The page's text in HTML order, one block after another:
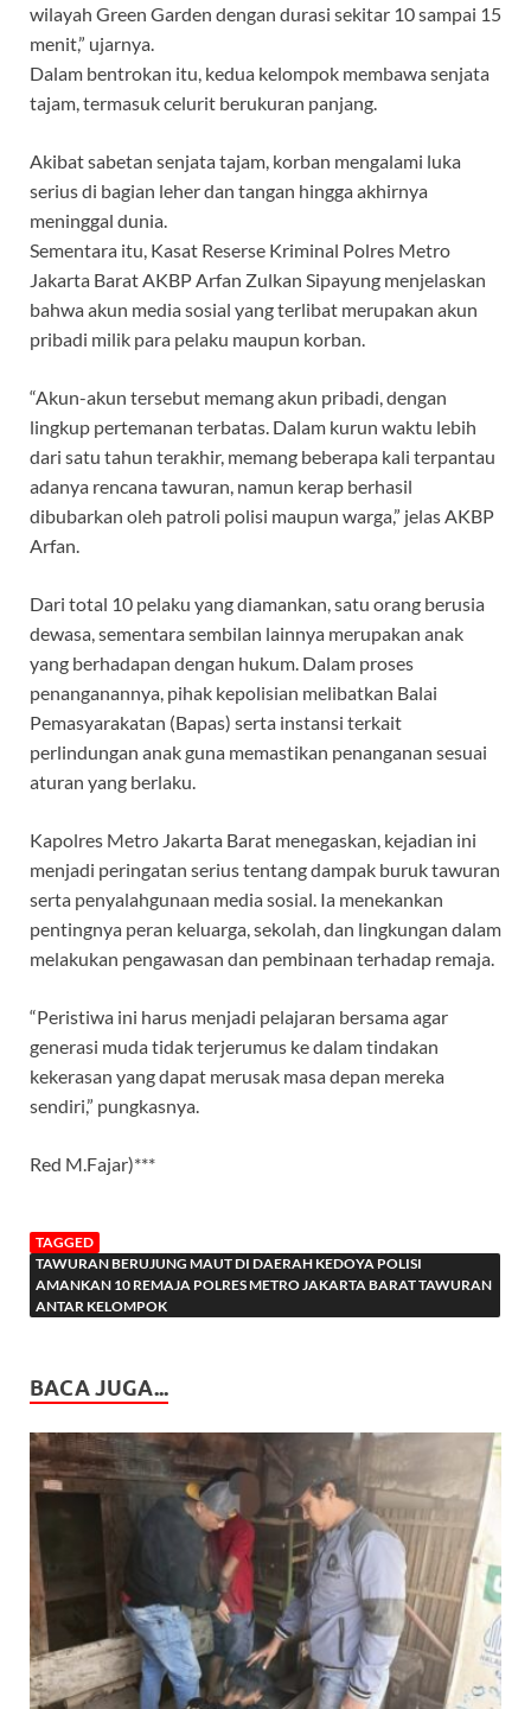
wilayah Green Garden dengan durasi sekitar 10 sampai 15
menit,” ujarnya.
Dalam bentrokan itu, kedua kelompok membawa senjata
tajam, termasuk celurit berukuran panjang.
Akibat sabetan senjata tajam, korban mengalami luka
serius di bagian leher dan tangan hingga akhirnya
meninggal dunia.
Sementara itu, Kasat Reserse Kriminal Polres Metro
Jakarta Barat AKBP Arfan Zulkan Sipayung menjelaskan
bahwa akun media sosial yang terlibat merupakan akun
pribadi milik para pelaku maupun korban.
“Akun-akun tersebut memang akun pribadi, dengan
lingkup pertemanan terbatas. Dalam kurun waktu lebih
dari satu tahun terakhir, memang beberapa kali terpantau
adanya rencana tawuran, namun kerap berhasil
dibubarkan oleh patroli polisi maupun warga,” jelas AKBP
Arfan.
Dari total 10 pelaku yang diamankan, satu orang berusia
dewasa, sementara sembilan lainnya merupakan anak
yang berhadapan dengan hukum. Dalam proses
penanganannya, pihak kepolisian melibatkan Balai
Pemasyarakatan (Bapas) serta instansi terkait
perlindungan anak guna memastikan penanganan sesuai
aturan yang berlaku.
Kapolres Metro Jakarta Barat menegaskan, kejadian ini
menjadi peringatan serius tentang dampak buruk tawuran
serta penyalahgunaan media sosial. Ia menekankan
pentingnya peran keluarga, sekolah, dan lingkungan dalam
melakukan pengawasan dan pembinaan terhadap remaja.
“Peristiwa ini harus menjadi pelajaran bersama agar
generasi muda tidak terjerumus ke dalam tindakan
kekerasan yang dapat merusak masa depan mereka
sendiri,” pungkasnya.
Red M.Fajar)***
TAGGED
TAWURAN BERUJUNG MAUT DI DAERAH KEDOYA POLISI
AMANKAN 10 REMAJA POLRES METRO JAKARTA BARAT TAWURAN
ANTAR KELOMPOK
BACA JUGA...